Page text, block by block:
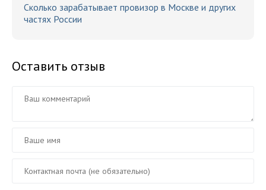
Сколько зарабатывает провизор в Москве и других
частях России
Оставить отзыв